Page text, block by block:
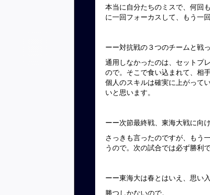
本当に自分たちのミスで、何回
に一回フォーカスして、もう一
ーー対抗戦の３つのチームと戦
通用しなかったのは、セットプ
ので。そこで食い込まれて、相
個人のスキルは確実に上がって
いと思います。
ーー次節最終戦、東海
さっきも言ったのですが、もう
うので。次の試合では必ず勝利
ーー東海大は春とはいえ、思い
勝つしかないので。